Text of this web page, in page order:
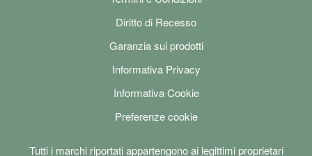
Diritto di Recesso
Garanzia sui prodotti
Informativa Privacy
Informativa Cookie
Preferenze cookie
Tutti i marchi riportati appartengono ai legittimi proprietari